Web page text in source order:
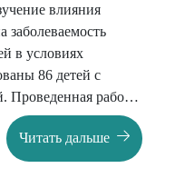
влияния
заболеваемость
в условиях
86 детей с
Проведенная работа
заболевания
и осенний периоды
Читать дальше